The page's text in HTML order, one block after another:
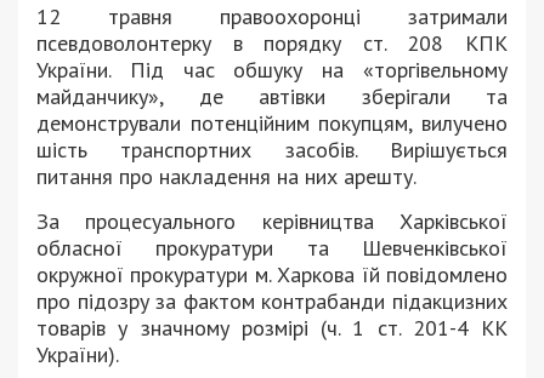
12 травня правоохоронці затримали
псевдоволонтерку в порядку ст. 208 КПК
України. Під час обшуку на «торгівельному
майданчику», де автівки зберігали та
демонстрували потенційним покупцям, вилучено
шість транспортних засобів. Вирішується
питання про накладення на них арешту.
За процесуального керівництва Харківської
обласної прокуратури та Шевченківської
окружної прокуратури м. Харкова їй повідомлено
про підозру за фактом контрабанди підакцизних
товарів у значному розмірі (ч. 1 ст. 201-4 КК
України).